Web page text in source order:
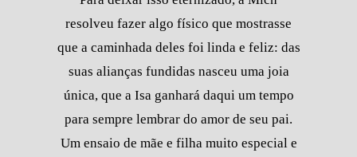
resolveu fazer algo físico que mostrasse
que a caminhada deles foi linda e feliz: das
suas alianças fundidas nasceu uma joia
única, que a Isa ganhará daqui um tempo
para sempre lembrar do amor de seu pai.
Um ensaio de mãe e filha muito especial e